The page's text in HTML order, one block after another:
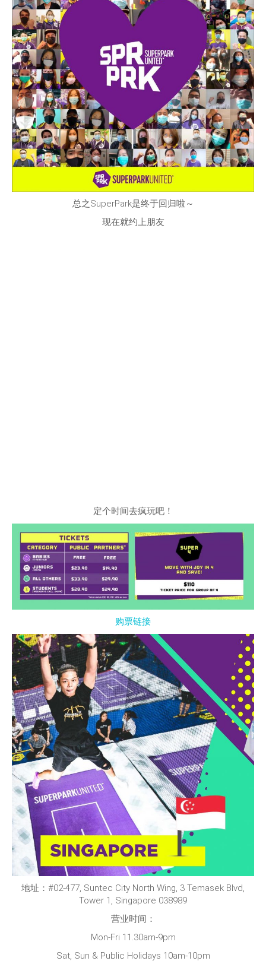
总之SuperPark是终于回归啦～
现在就约上朋友
定个时间去疯玩吧！
购票链接
地址：#02-477, Suntec City North Wing, 3 Temasek Blvd,
Tower 1, Singapore 038989
营业时间：
Mon-Fri 11.30am-9pm
Sat, Sun & Public Holidays 10am-10pm